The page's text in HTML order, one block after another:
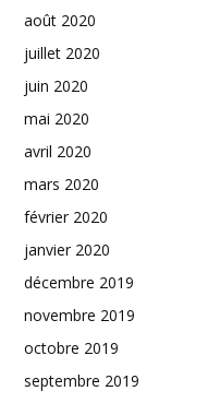
août 2020
juillet 2020
juin 2020
mai 2020
avril 2020
mars 2020
février 2020
janvier 2020
décembre 2019
novembre 2019
octobre 2019
septembre 2019